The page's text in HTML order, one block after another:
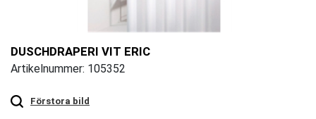
DUSCHDRAPERI VIT ERIC
Artikelnummer: 105352
Förstora bild
zoom